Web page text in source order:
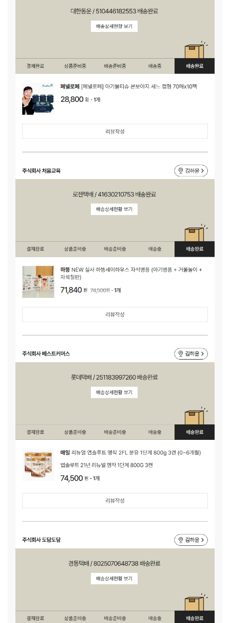
신의 길을 걸어가고 있는 하윤이에게 힘이 되어주시기를 부탁